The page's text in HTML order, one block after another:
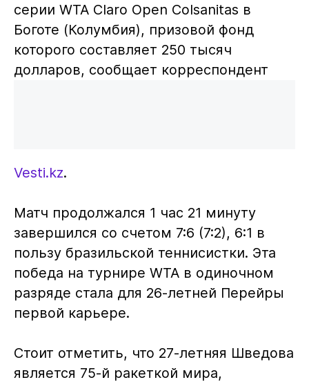
серии WTA Claro Open Colsanitas в
Боготе (Колумбия), призовой фонд
которого составляет 250 тысяч
долларов, сообщает корреспондент
Vesti.kz.
Матч продолжался 1 час 21 минуту
завершился со счетом 7:6 (7:2), 6:1 в
пользу бразильской теннисистки. Эта
победа на турнире WTA в одиночном
разряде стала для 26-летней Перейры
первой карьере.
Стоит отметить, что 27-летняя Шведова
является 75-й ракеткой мира,